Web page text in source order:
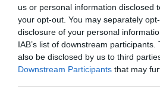
us or personal information disclosed
your opt-out. You may separately
disclosure of your personal
IAB’s list of downstream
also be disclosed by us to third
Downstream Participants that may